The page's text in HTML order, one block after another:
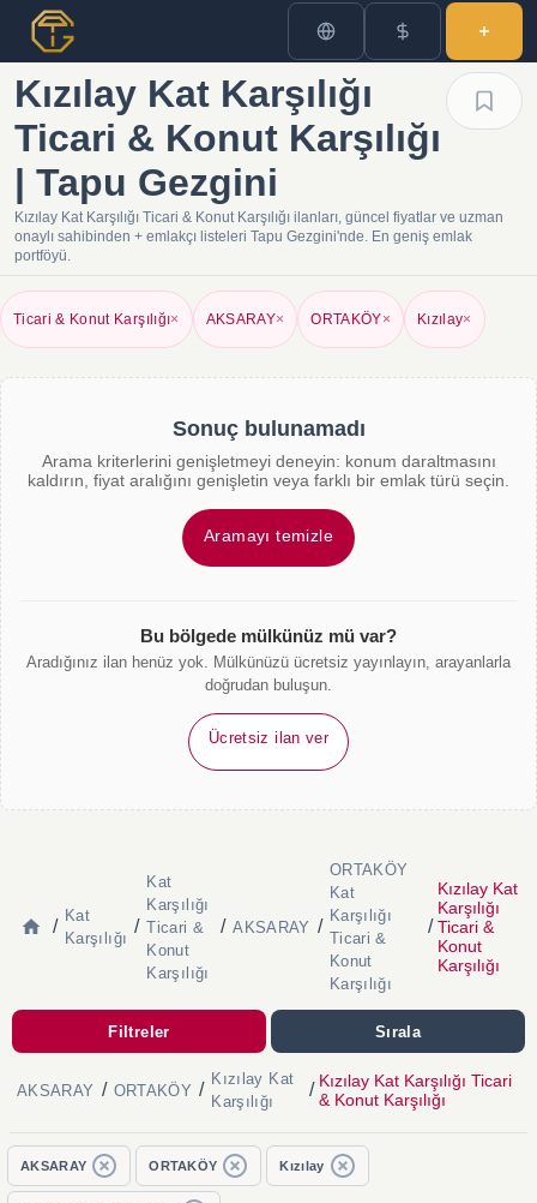
Kızılay Kat Karşılığı
Ticari & Konut Karşılığı
| Tapu Gezgini
Kızılay Kat Karşılığı Ticari & Konut Karşılığı ilanları, güncel fiyatlar ve uzman
onaylı sahibinden + emlakçı listeleri Tapu Gezgini'nde. En geniş emlak
portföyü.
Ticari & Konut Karşılığı× AKSARAY× ORTAKÖY× Kızılay×
Sonuç bulunamadı
Arama kriterlerini genişletmeyi deneyin: konum daraltmasını
kaldırın, fiyat aralığını genişletin veya farklı bir emlak türü seçin.
Aramayı temizle
Bu bölgede mülkünüz mü var?
Aradığınız ilan henüz yok. Mülkünüzü ücretsiz yayınlayın, arayanlarla
doğrudan buluşun.
Ücretsiz ilan ver
/
Kat
Karşılığı
/
Kat
Karşılığı
Ticari &
Konut
Karşılığı
/ AKSARAY /
ORTAKÖY
Kat
Karşılığı
Ticari &
Konut
Karşılığı
/
Kızılay Kat
Karşılığı
Ticari &
Konut
Karşılığı
Filtreler Sırala
AKSARAY / ORTAKÖY /
Kızılay Kat
Karşılığı
/ Kızılay Kat Karşılığı Ticari
& Konut Karşılığı
AKSARAY ORTAKÖY Kızılay